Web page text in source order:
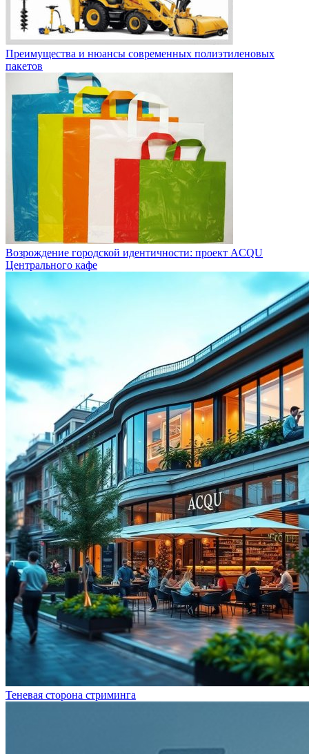
Преимущества и нюансы современных полиэтиленовых
пакетов
Возрождение городской идентичности: проект ACQU
Центрального кафе
Теневая сторона стриминга